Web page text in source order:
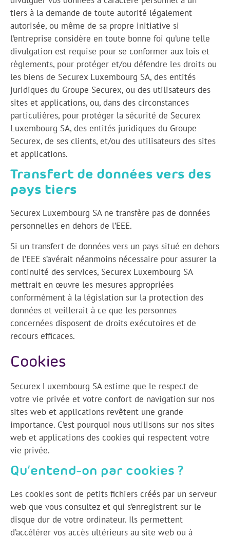
tiers à la demande de toute autorité légalement
autorisée, ou même de sa propre initiative si
l’entreprise considère en toute bonne foi qu’une telle
divulgation est requise pour se conformer aux lois et
règlements, pour protéger et/ou défendre les droits ou
les biens de Securex Luxembourg SA, des entités
juridiques du Groupe Securex, ou des utilisateurs des
sites et applications, ou, dans des circonstances
particulières, pour protéger la sécurité de Securex
Luxembourg SA, des entités juridiques du Groupe
Securex, de ses clients, et/ou des utilisateurs des sites
et applications.
Transfert de données vers des
pays tiers
Securex Luxembourg SA ne transfère pas de données
personnelles en dehors de l’EEE.
Si un transfert de données vers un pays situé en dehors
de l’EEE s’avérait néanmoins nécessaire pour assurer la
continuité des services, Securex Luxembourg SA
mettrait en œuvre les mesures appropriées
conformément à la législation sur la protection des
données et veillerait à ce que les personnes
concernées disposent de droits exécutoires et de
recours efficaces.
Cookies
Securex Luxembourg SA estime que le respect de
votre vie privée et votre confort de navigation sur nos
sites web et applications revêtent une grande
importance. C’est pourquoi nous utilisons sur nos sites
web et applications des cookies qui respectent votre
vie privée.
Qu’entend-on par cookies ?
Les cookies sont de petits fichiers créés par un serveur
web que vous consultez et qui s’enregistrent sur le
disque dur de votre ordinateur. Ils permettent
d’accélérer vos accès ultérieurs au site web ou à